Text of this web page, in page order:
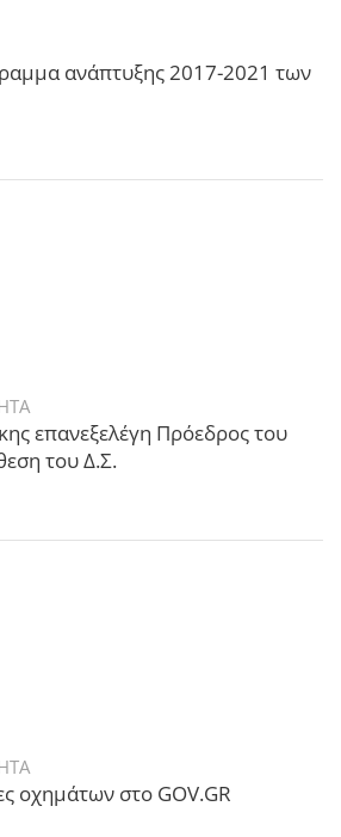
ανάπτυξης 2017-2021 των
επανεξελέγη Πρόεδρος του
του Δ.Σ.
οχημάτων στο GOV.GR